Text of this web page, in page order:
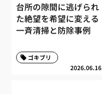
台所の隙間に逃げられ
た絶望を希望に変える
一斉清掃と防除事例
2026.06.16
ゴキブリ